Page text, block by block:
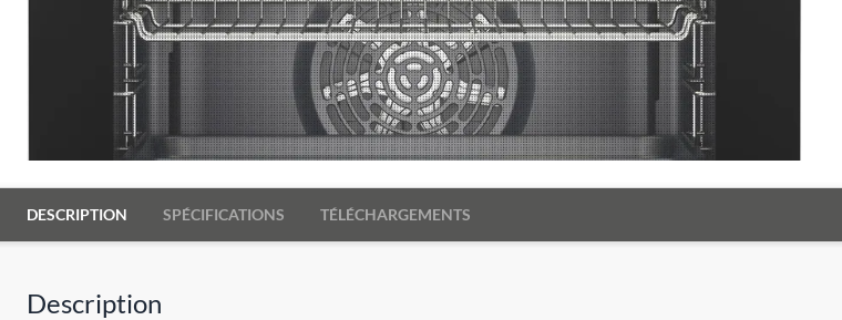
DESCRIPTION SPÉCIFICATIONS TÉLÉCHARGEMENTS
Description